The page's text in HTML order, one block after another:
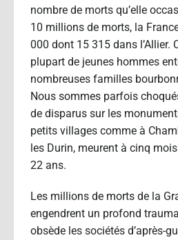
nombre de morts qu’elle
10 millions de morts, la
000 dont 15 315 dans l’Allier.
plupart de jeunes hommes
nombreuses familles
Nous sommes parfois
de disparus sur les
petits villages comme à
les Durin, meurent à cinq
22 ans.
Les millions de morts de la
engendrent un profond
obsède les sociétés d’après-